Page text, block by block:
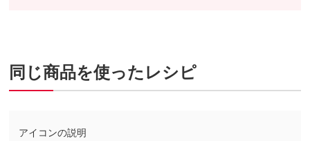
同じ商品を使ったレシピ
アイコンの説明